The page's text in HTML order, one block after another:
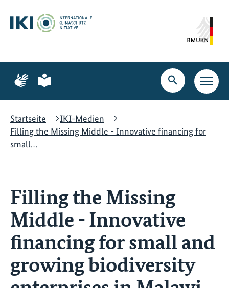
Hauptinhalt
springen
Suche
springen
Hauptnavigation
springen
Zur
Seite
Gebärdensprache
Zur
Seite
leichte
Suche
öffnen
Startseite
IKI-Medien
Filling the Missing Middle - Innovative financing for
small…
Filling the Missing
Middle - Innovative
financing for small and
growing biodiversity